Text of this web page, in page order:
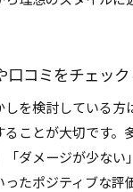
口コミをチェック
を検討している方
ことが大切です。
「ダメージが少ない
たポジティブな評